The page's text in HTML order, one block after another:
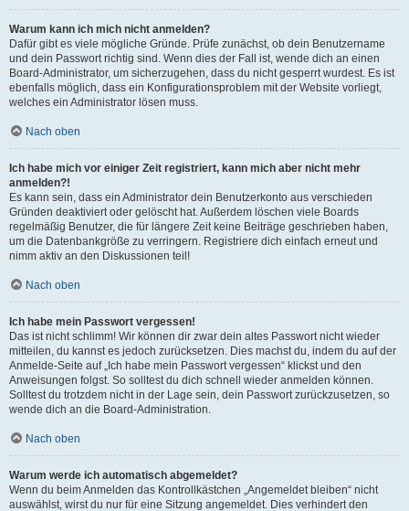
Warum kann ich mich nicht anmelden?
Dafür gibt es viele mögliche Gründe. Prüfe zunächst, ob dein Benutzername
und dein Passwort richtig sind. Wenn dies der Fall ist, wende dich an einen
Board-Administrator, um sicherzugehen, dass du nicht gesperrt wurdest. Es ist
ebenfalls möglich, dass ein Konfigurationsproblem mit der Website vorliegt,
welches ein Administrator lösen muss.
Nach oben
Ich habe mich vor einiger Zeit registriert, kann mich aber nicht mehr
anmelden?!
Es kann sein, dass ein Administrator dein Benutzerkonto aus verschieden
Gründen deaktiviert oder gelöscht hat. Außerdem löschen viele Boards
regelmäßig Benutzer, die für längere Zeit keine Beiträge geschrieben haben,
um die Datenbankgröße zu verringern. Registriere dich einfach erneut und
nimm aktiv an den Diskussionen teil!
Nach oben
Ich habe mein Passwort vergessen!
Das ist nicht schlimm! Wir können dir zwar dein altes Passwort nicht wieder
mitteilen, du kannst es jedoch zurücksetzen. Dies machst du, indem du auf der
Anmelde-Seite auf „Ich habe mein Passwort vergessen“ klickst und den
Anweisungen folgst. So solltest du dich schnell wieder anmelden können.
Solltest du trotzdem nicht in der Lage sein, dein Passwort zurückzusetzen, so
wende dich an die Board-Administration.
Nach oben
Warum werde ich automatisch abgemeldet?
Wenn du beim Anmelden das Kontrollkästchen „Angemeldet bleiben“ nicht
auswählst, wirst du nur für eine Sitzung angemeldet. Dies verhindert den